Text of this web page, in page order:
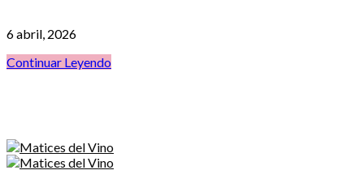
6 abril, 2026
Continuar Leyendo